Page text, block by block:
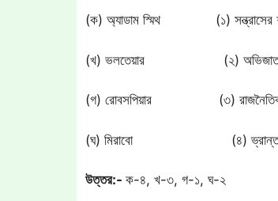
(ক) অ্যাডাম স্মিথ (১) সন্ত্রাসের
(খ) ভলতেয়ার (২) অভিজাত
(গ) রোবসপিয়ার (৩) রাজনৈতিক
(ঘ) মিরাবো (৪) ভ্রান্ত
উত্তর:- ক-৪, খ-৩, গ-১, ঘ-২